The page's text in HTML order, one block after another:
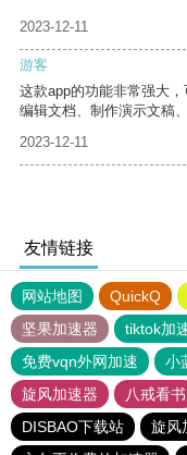
2023-12-11
游客
这款app的功能非常强大
编辑文档、制作演示文稿
2023-12-11
友情链接
网站地图 QuickQ
坚果加速器
tiktok加
免费vqn外网加速
小
旋风加速器
八戒看书
DISBAO下载站
旋风